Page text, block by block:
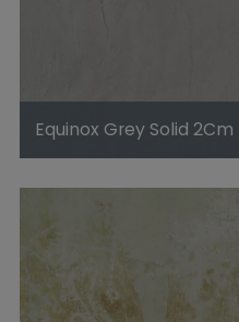
Equinox Grey Solid 2Cm